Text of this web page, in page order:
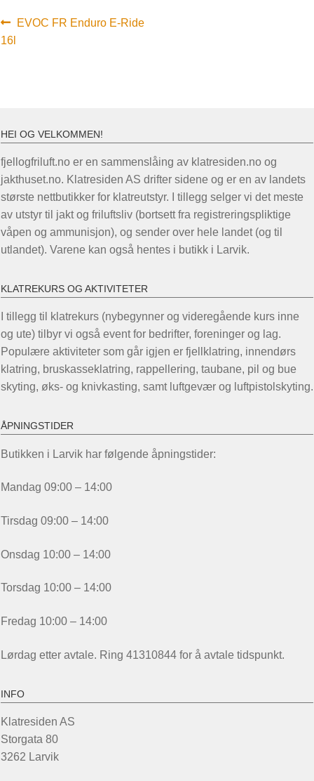
Innleggsnavigasjon
Forrige
EVOC FR Enduro E-Ride
16l
HEI OG VELKOMMEN!
fjellogfriluft.no er en sammenslåing av klatresiden.no og
jakthuset.no. Klatresiden AS drifter sidene og er en av landets
største nettbutikker for klatreutstyr. I tillegg selger vi det meste
av utstyr til jakt og friluftsliv (bortsett fra registreringspliktige
våpen og ammunisjon), og sender over hele landet (og til
utlandet). Varene kan også hentes i butikk i Larvik.
KLATREKURS OG AKTIVITETER
I tillegg til klatrekurs (nybegynner og videregående kurs inne
og ute) tilbyr vi også event for bedrifter, foreninger og lag.
Populære aktiviteter som går igjen er fjellklatring, innendørs
klatring, bruskasseklatring, rappellering, taubane, pil og bue
skyting, øks- og knivkasting, samt luftgevær og luftpistolskyting.
ÅPNINGSTIDER
Butikken i Larvik har følgende åpningstider:
Mandag 09:00 – 14:00
Tirsdag 09:00 – 14:00
Onsdag 10:00 – 14:00
Torsdag 10:00 – 14:00
Fredag 10:00 – 14:00
Lørdag etter avtale. Ring 41310844 for å avtale tidspunkt.
INFO
Klatresiden AS
Storgata 80
3262 Larvik